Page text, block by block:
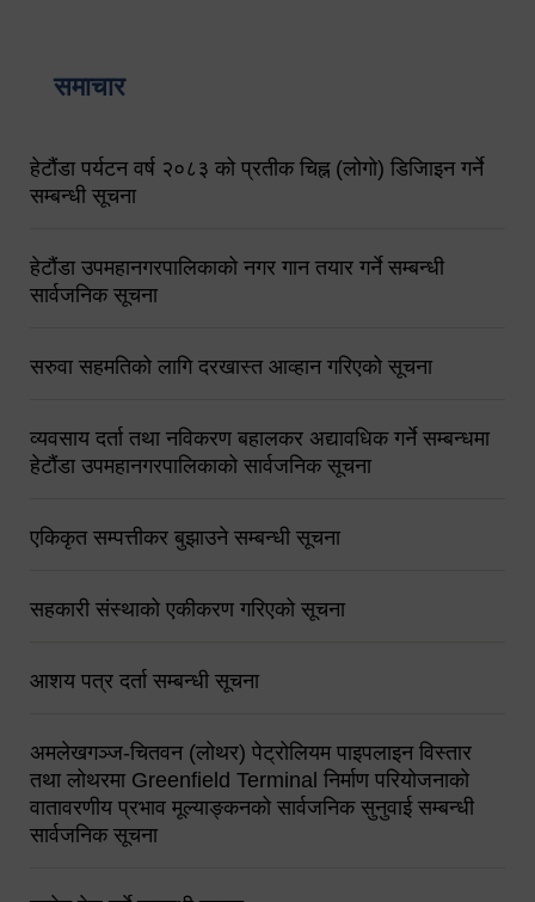
समाचार
हेटौंडा पर्यटन वर्ष २०८३ को प्रतीक चिह्न (लोगो) डिजिाइन गर्ने
सम्बन्धी सूचना
हेटौंडा उपमहानगरपालिकाको नगर गान तयार गर्ने सम्बन्धी
सार्वजनिक सूचना
सरुवा सहमतिको लागि दरखास्त आव्हान गरिएको सूचना
व्यवसाय दर्ता तथा नविकरण बहालकर अद्यावधिक गर्ने सम्बन्धमा
हेटौंडा उपमहानगरपालिकाको सार्वजनिक सूचना
एकिकृत सम्पत्तीकर बुझाउने सम्बन्धी सूचना
सहकारी संस्थाको एकीकरण गरिएको सूचना
आशय पत्र दर्ता सम्बन्धी सूचना
अमलेखगञ्ज-चितवन (लोथर) पेट्रोलियम पाइपलाइन विस्तार
तथा लोथरमा Greenfield Terminal निर्माण परियोजनाको
वातावरणीय प्रभाव मूल्याङ्कनको सार्वजनिक सुनुवाई सम्बन्धी
सार्वजनिक सूचना